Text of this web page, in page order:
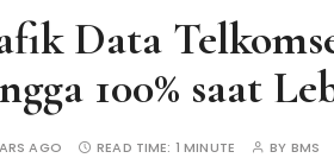
Data
100% saat
AGO READ TIME: 1 MINUTE BY BMS